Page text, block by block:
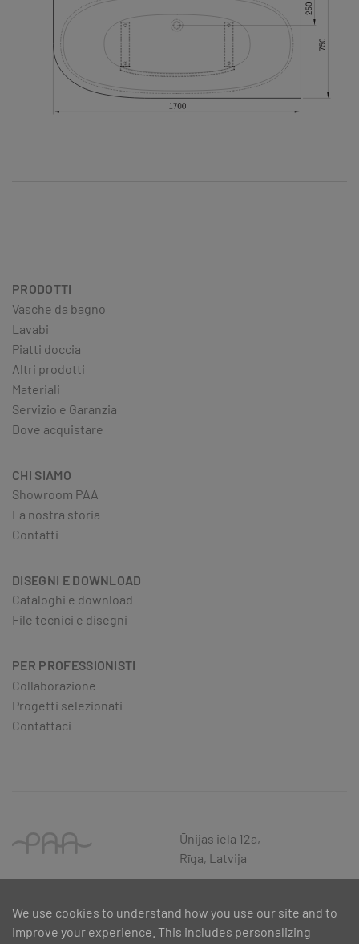
PRODOTTI
Vasche da bagno
Lavabi
Piatti doccia
Altri prodotti
Materiali
Servizio e Garanzia
Dove acquistare
CHI SIAMO
Showroom PAA
La nostra storia
Contatti
DISEGNI E DOWNLOAD
Cataloghi e download
File tecnici e disegni
PER PROFESSIONISTI
Collaborazione
Progetti selezionati
Contattaci
Ūnijas iela 12a,
Rīga, Latvija
We use cookies to understand how you use our site and to
improve your experience. This includes personalizing